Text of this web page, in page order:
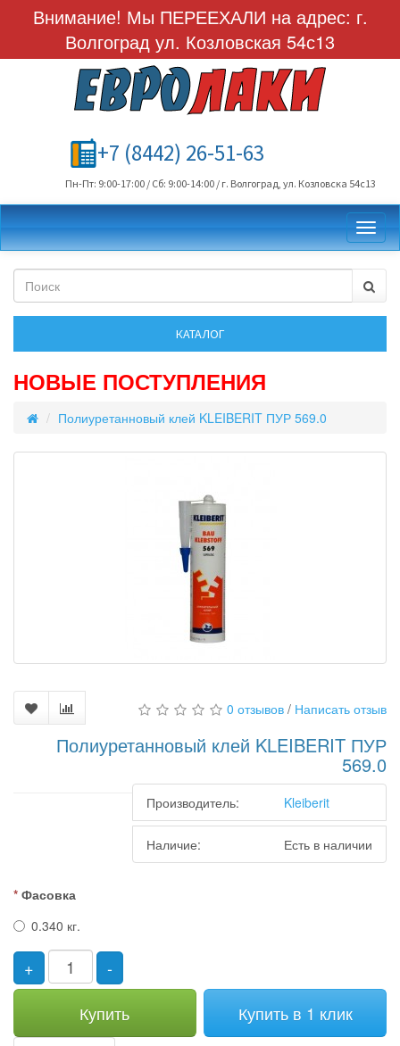
Внимание! Мы ПЕРЕЕХАЛИ на адрес: г.
Волгоград ул. Козловская 54с13
+7 (8442) 26-51-63
Пн-Пт: 9:00-17:00 / Сб: 9:00-14:00 / г. Волгоград, ул. Козловска 54с13
НОВЫЕ ПОСТУПЛЕНИЯ
Полиуретанновый клей KLEIBERIT ПУР 569.0
0 отзывов / Написать отзыв
Полиуретанновый клей KLEIBERIT ПУР
569.0
Производитель: Kleiberit
Наличие: Есть в наличии
Фасовка
0.340 кг.
+
-
Купить
Купить в 1 клик